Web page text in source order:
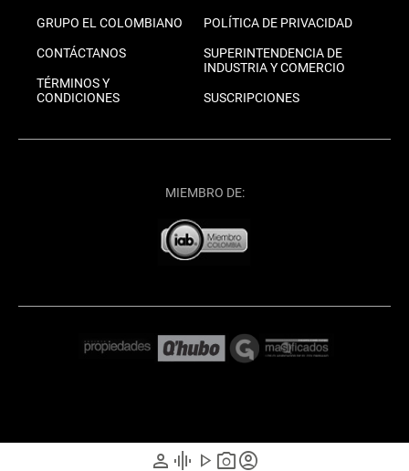
person graphic_eq play_arrow photo_cameraaccount_circle
GRUPO EL COLOMBIANO
CONTÁCTANOS
TÉRMINOS Y
CONDICIONES
POLÍTICA DE PRIVACIDAD
SUPERINTENDENCIA DE
INDUSTRIA Y COMERCIO
SUSCRIPCIONES
MIEMBRO DE: